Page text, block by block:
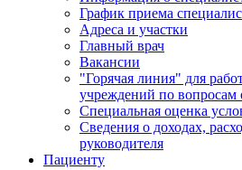
График приема
Адреса и участки
Главный врач
Вакансии
"Горячая линия" для
учреждений по вопросам
Специальная оценка
Сведения о доходах,
руководителя
Пациенту